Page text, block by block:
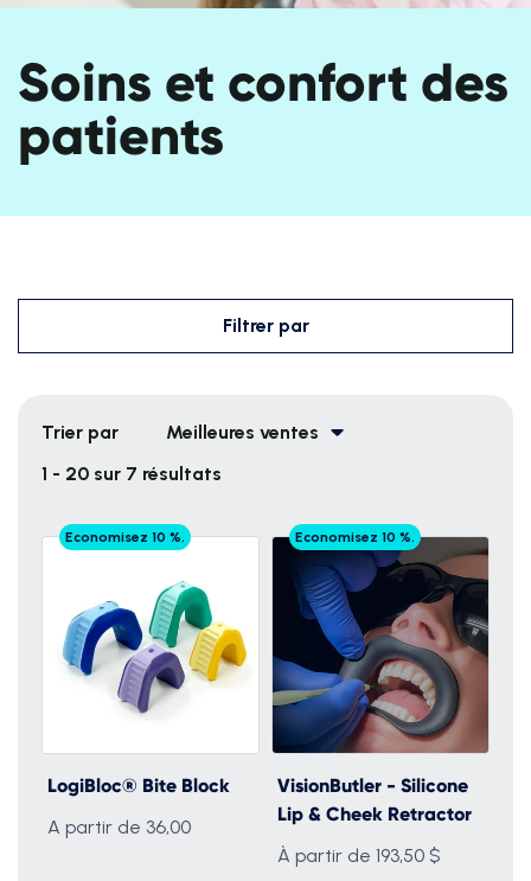
Soins et confort des
patients
Filtrer par
Trier par
Meilleures ventes
1 - 20 sur 7 résultats
Economisez 10 %.
LogiBloc® Bite Block
A partir de 36,00
Economisez 10 %.
VisionButler - Silicone
Lip & Cheek Retractor
À partir de 193,50 $